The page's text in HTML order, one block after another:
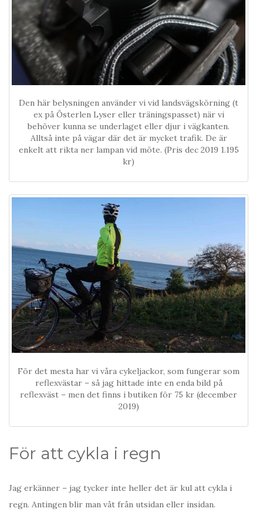
Den här belysningen använder vi vid landsvägskörning (t
ex på Österlen Lyser eller träningspasset) när vi
behöver kunna se underlaget eller djur i vägkanten.
Alltså inte på vägar där det är mycket trafik. De är
enkelt att rikta ner lampan vid möte. (Pris dec 2019 1.195
kr)
För det mesta har vi våra cykeljackor, som fungerar som
reflexvästar – så jag hittade inte en enda bild på
reflexväst – men det finns i butiken för 75 kr (december
2019)
För att cykla i regn
Jag erkänner – jag tycker inte heller det är kul att cykla i
regn. Antingen blir man våt från utsidan eller insidan.